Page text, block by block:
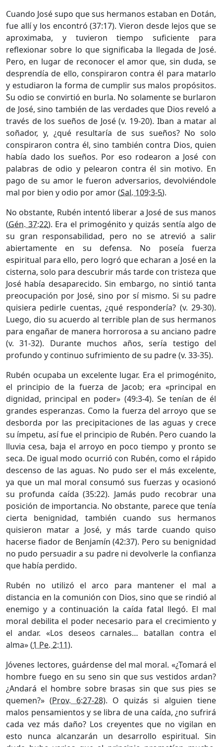
Cuando José supo que sus hermanos estaban en Dotán,
fue allí y los encontró (37:17). Vieron desde lejos que se
aproximaba, y tuvieron tiempo suficiente para
reflexionar sobre lo que significaba la llegada de José.
Pero, en lugar de reconocer el amor que, sin duda, se
desprendía de ello, conspiraron contra él para matarlo
y estudiaron la forma de cumplir sus malos propósitos.
Su odio se convirtió en burla. No solamente se burlaron
de José, sino también de las verdades que Dios reveló a
través de los sueños de José (v. 19-20). Iban a matar al
soñador, y, ¿qué resultaría de sus sueños? No solo
conspiraron contra él, sino también contra Dios, quien
había dado los sueños. Por eso rodearon a José con
palabras de odio y pelearon contra él sin motivo. En
pago de su amor le fueron adversarios, devolviéndole
mal por bien y odio por amor (Sal. 109:3-5).
No obstante, Rubén intentó liberar a José de sus manos
(Gén. 37:22). Era el primogénito y quizás sentía algo de
su gran responsabilidad, pero no se atrevió a salir
abiertamente en su defensa. No poseía fuerza
espiritual para ello, pero logró que echaran a José en la
cisterna, solo para descubrir más tarde con tristeza que
José había desaparecido. Sin embargo, no sintió tanta
preocupación por José, sino por sí mismo. Si su padre
quisiera pedirle cuentas, ¿qué respondería? (v. 29-30).
Luego, dio su acuerdo al terrible plan de sus hermanos
para engañar de manera horrorosa a su anciano padre
(v. 31-32). Durante muchos años, sería testigo del
profundo y continuo sufrimiento de su padre (v. 33-35).
Rubén ocupaba un excelente lugar. Era el primogénito,
el principio de la fuerza de Jacob; era «principal en
dignidad, principal en poder» (49:3-4). Se tenían de él
grandes esperanzas. Como la fuerza del arroyo que se
desborda por las precipitaciones de las aguas y crece
su ímpetu, así fue el principio de Rubén. Pero cuando la
lluvia cesa, baja el arroyo en poco tiempo y pronto se
seca. De igual modo ocurrió con Rubén, como el rápido
descenso de las aguas. No pudo ser el más excelente,
ya que un mal moral consumó sus fuerzas y ocasionó
su profunda caída (35:22). Jamás pudo recobrar una
posición de importancia. No obstante, parece que tenía
cierta benignidad, también cuando sus hermanos
quisieron matar a José, y más tarde cuando quiso
hacerse fiador de Benjamín (42:37). Pero su benignidad
no pudo persuadir a su padre ni devolverle la confianza
que había perdido.
Rubén no utilizó el arco para mantener el mal a
distancia en la comunión con Dios, sino que se rindió al
enemigo y a continuación la caída fatal llegó. El mal
moral debilita el poder necesario para el crecimiento y
el andar. «Los deseos carnales… batallan contra el
alma» (1 Pe. 2:11).
Jóvenes lectores, guárdense del mal moral. «¿Tomará el
hombre fuego en su seno sin que sus vestidos ardan?
¿Andará el hombre sobre brasas sin que sus pies se
quemen?» (Prov. 6:27-28). O quizás si alguien tiene
malos pensamientos y se libra de una caída, ¿no sufrirá
cada vez más daño? Los creyentes que no vigilan en
esto nunca alcanzarán un desarrollo espiritual. Sin